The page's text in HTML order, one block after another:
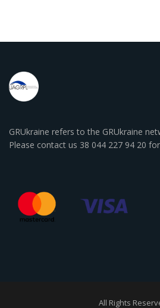
GRUkraine refers to the GRUkraine
Please contact us 38 044 227 94 20
All Rights